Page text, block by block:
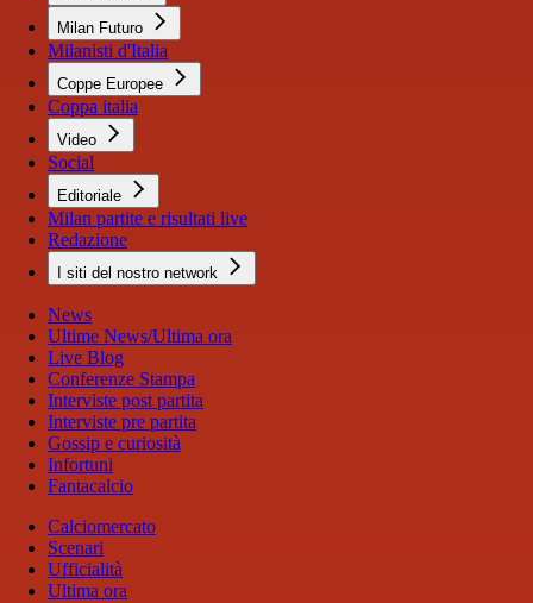
Milan Futuro
Milanisti d'Italia
Coppe Europee
Coppa italia
Video
Social
Editoriale
Milan partite e risultati live
Redazione
I siti del nostro network
News
Ultime News/Ultima ora
Live Blog
Conferenze Stampa
Interviste post partita
Interviste pre partita
Gossip e curiosità
Infortuni
Fantacalcio
Calciomercato
Scenari
Ufficialità
Ultima ora